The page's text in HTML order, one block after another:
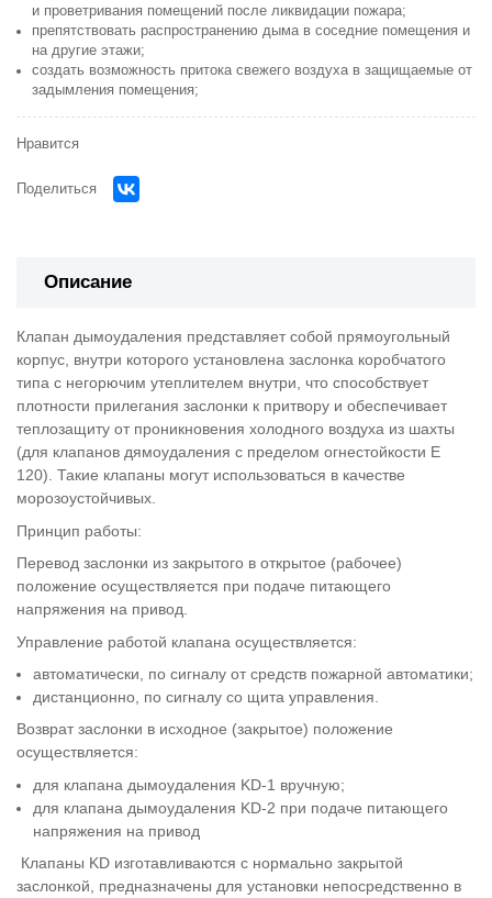
и проветривания помещений после ликвидации пожара;
препятствовать распространению дыма в соседние помещения и
на другие этажи;
создать возможность притока свежего воздуха в защищаемые от
задымления помещения;
Нравится
Поделиться
Описание
Клапан дымоудаления представляет собой прямоугольный
корпус, внутри которого установлена заслонка коробчатого
типа с негорючим утеплителем внутри, что способствует
плотности прилегания заслонки к притвору и обеспечивает
теплозащиту от проникновения холодного воздуха из шахты
(для клапанов дямоудаления с пределом огнестойкости E
120). Такие клапаны могут использоваться в качестве
морозоустойчивых.
Принцип работы:
Перевод заслонки из закрытого в открытое (рабочее)
положение осуществляется при подаче питающего
напряжения на привод.
Управление работой клапана осуществляется:
автоматически, по сигналу от средств пожарной автоматики;
дистанционно, по сигналу со щита управления.
Возврат заслонки в исходное (закрытое) положение
осуществляется:
для клапана дымоудаления KD-1 вручную;
для клапана дымоудаления KD-2 при подаче питающего
напряжения на привод
Клапаны KD изготавливаются с нормально закрытой
заслонкой, предназначены для установки непосредственно в